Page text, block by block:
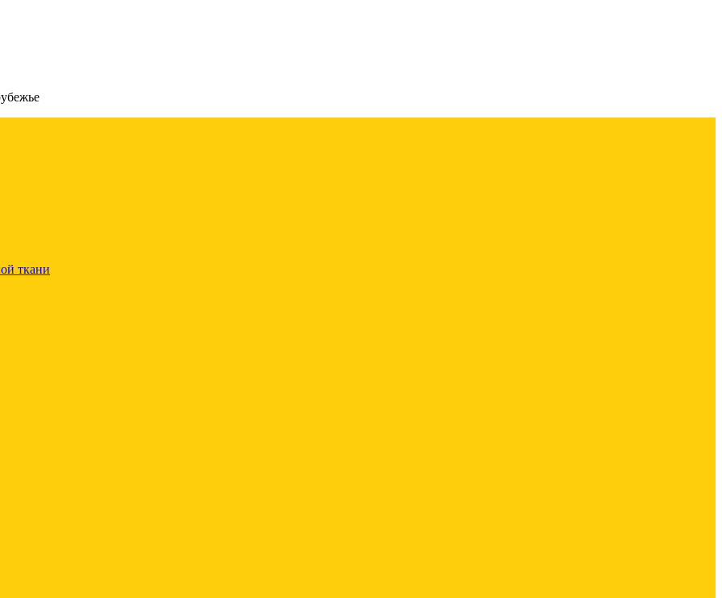
ткани